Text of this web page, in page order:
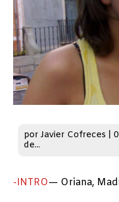
porJavier Cofreces |
de...
-INTRO— Oriana,